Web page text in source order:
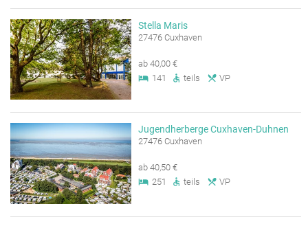
Stella Maris
27476 Cuxhaven
ab 40,00 €
141
teils VP
Jugendherberge Cuxhaven-Duhnen
27476 Cuxhaven
ab 40,50 €
251
teils VP